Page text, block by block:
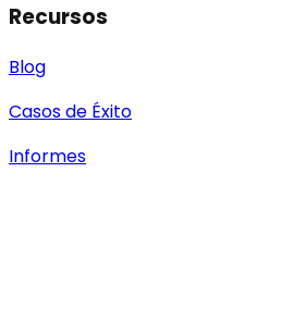
Recursos
Blog
Casos de Éxito
Informes